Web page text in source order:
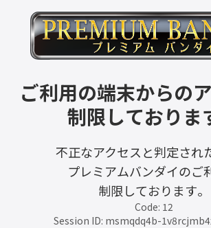
ご利用の端末からの
制限しておりま
不正なアクセスと判定され
プレミアムバンダイのご
制限しております。
Code: 12
Session ID: msmqdq4b-